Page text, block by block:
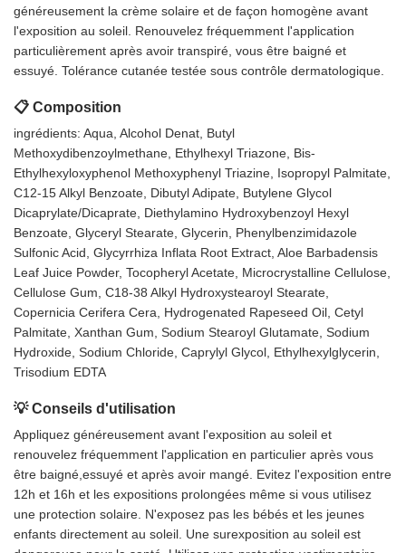
généreusement la crème solaire et de façon homogène avant
l'exposition au soleil. Renouvelez fréquemment l'application
particulièrement après avoir transpiré, vous être baigné et
essuyé. Tolérance cutanée testée sous contrôle dermatologique.
📋 Composition
ingrédients: Aqua, Alcohol Denat, Butyl
Methoxydibenzoylmethane, Ethylhexyl Triazone, Bis-
Ethylhexyloxyphenol Methoxyphenyl Triazine, Isopropyl Palmitate,
C12-15 Alkyl Benzoate, Dibutyl Adipate, Butylene Glycol
Dicaprylate/Dicaprate, Diethylamino Hydroxybenzoyl Hexyl
Benzoate, Glyceryl Stearate, Glycerin, Phenylbenzimidazole
Sulfonic Acid, Glycyrrhiza Inflata Root Extract, Aloe Barbadensis
Leaf Juice Powder, Tocopheryl Acetate, Microcrystalline Cellulose,
Cellulose Gum, C18-38 Alkyl Hydroxystearoyl Stearate,
Copernicia Cerifera Cera, Hydrogenated Rapeseed Oil, Cetyl
Palmitate, Xanthan Gum, Sodium Stearoyl Glutamate, Sodium
Hydroxide, Sodium Chloride, Caprylyl Glycol, Ethylhexylglycerin,
Trisodium EDTA
💡 Conseils d'utilisation
Appliquez généreusement avant l'exposition au soleil et
renouvelez fréquemment l'application en particulier après vous
être baigné,essuyé et après avoir mangé. Evitez l'exposition entre
12h et 16h et les expositions prolongées même si vous utilisez
une protection solaire. N'exposez pas les bébés et les jeunes
enfants directement au soleil. Une surexposition au soleil est